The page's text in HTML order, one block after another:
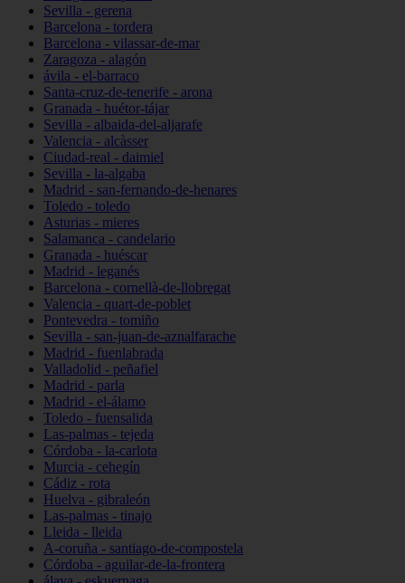
Sevilla - gerena
Barcelona - tordera
Barcelona - vilassar-de-mar
Zaragoza - alagón
ávila - el-barraco
Santa-cruz-de-tenerife - arona
Granada - huétor-tájar
Sevilla - albaida-del-aljarafe
Valencia - alcàsser
Ciudad-real - daimiel
Sevilla - la-algaba
Madrid - san-fernando-de-henares
Toledo - toledo
Asturias - mieres
Salamanca - candelario
Granada - huéscar
Madrid - leganés
Barcelona - cornellà-de-llobregat
Valencia - quart-de-poblet
Pontevedra - tomiño
Sevilla - san-juan-de-aznalfarache
Madrid - fuenlabrada
Valladolid - peñafiel
Madrid - parla
Madrid - el-álamo
Toledo - fuensalida
Las-palmas - tejeda
Córdoba - la-carlota
Murcia - cehegín
Cádiz - rota
Huelva - gibraleón
Las-palmas - tinajo
Lleida - lleida
A-coruña - santiago-de-compostela
Córdoba - aguilar-de-la-frontera